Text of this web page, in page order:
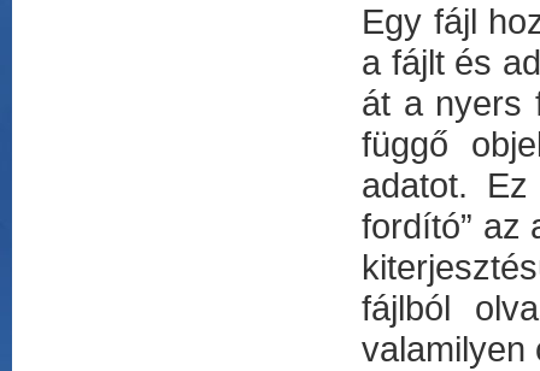
Egy fájl
a fájlt és
át a nyers
függő
adatot.
fordító” az
fájlból
valamilyen